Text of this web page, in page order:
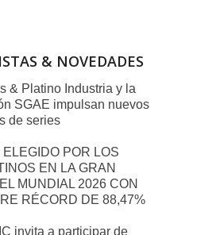
& NOVEDADES
& Platino Industria y la
SGAE impulsan nuevos
de series
POR LOS
EN LA GRAN
MUNDIAL 2026 CON
RÉCORD DE 88,47%
invita a participar de